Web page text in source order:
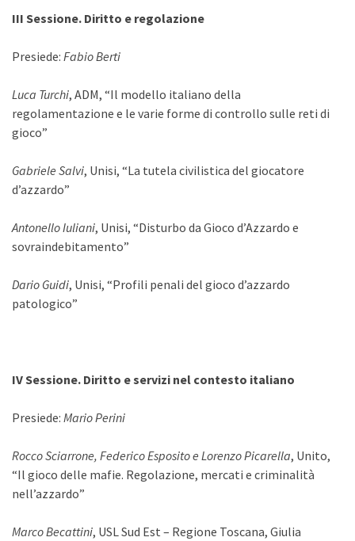
III Sessione. Diritto e regolazione
Presiede: Fabio Berti
Luca Turchi, ADM, “Il modello italiano della
regolamentazione e le varie forme di controllo sulle reti di
gioco”
Gabriele Salvi, Unisi, “La tutela civilistica del giocatore
d’azzardo”
Antonello Iuliani, Unisi, “Disturbo da Gioco d’Azzardo e
sovraindebitamento”
Dario Guidi, Unisi, “Profili penali del gioco d’azzardo
patologico”
IV Sessione. Diritto e servizi nel contesto italiano
Presiede: Mario Perini
Rocco Sciarrone, Federico Esposito e Lorenzo Picarella, Unito,
“Il gioco delle mafie. Regolazione, mercati e criminalità
nell’azzardo”
Marco Becattini, USL Sud Est – Regione Toscana, Giulia